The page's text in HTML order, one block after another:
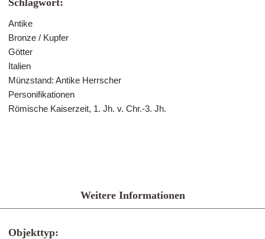
Schlagwort:
Antike
Bronze / Kupfer
Götter
Italien
Münzstand: Antike Herrscher
Personifikationen
Römische Kaiserzeit, 1. Jh. v. Chr.-3. Jh.
Weitere Informationen
Objekttyp: